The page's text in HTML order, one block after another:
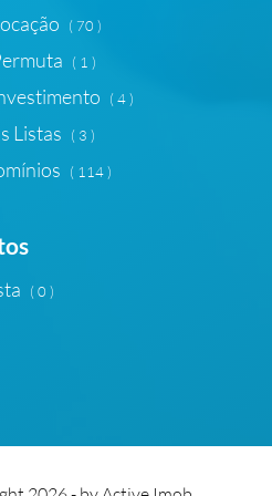
( 70 )
( 1 )
( 4 )
Listas ( 3 )
( 114 )
( 0 )